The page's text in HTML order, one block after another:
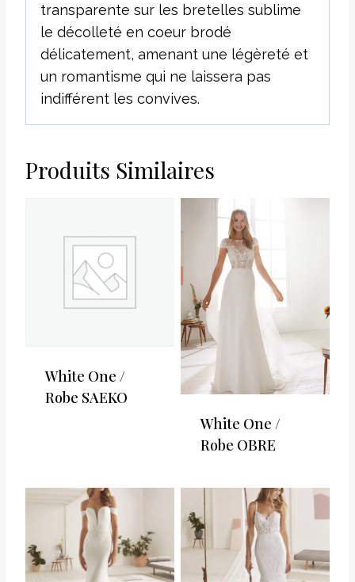
transparente sur les bretelles sublime
le décolleté en coeur brodé
délicatement, amenant une légèreté et
un romantisme qui ne laissera pas
indifférent les convives.
Produits Similaires
White One /
Robe SAEKO
White One /
Robe OBRE